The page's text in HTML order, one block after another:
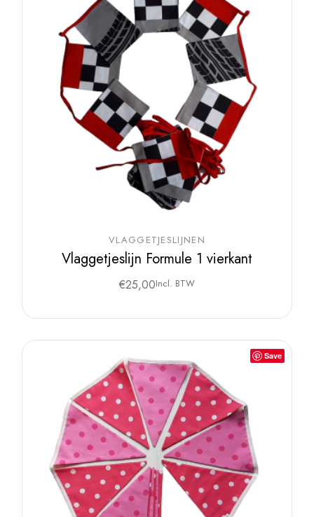
VLAGGETJESLIJNEN
Vlaggetjeslijn Formule 1 vierkant
€25,00Incl. BTW
Save